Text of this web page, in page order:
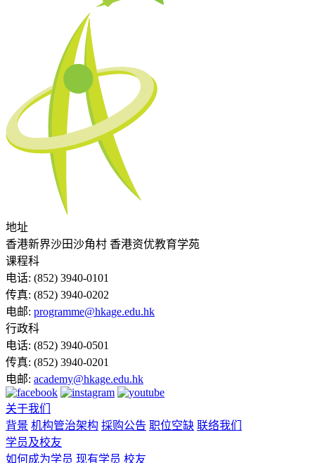
地址
香港新界沙田沙角村 香港资优教育学苑
课程科
电话: (852) 3940-0101
传真: (852) 3940-0202
电邮: programme@hkage.edu.hk
行政科
电话: (852) 3940-0501
传真: (852) 3940-0201
电邮: academy@hkage.edu.hk
关于我们
背景 机构管治架构 採购公告 职位空缺 联络我们
学员及校友
如何成为学员 现有学员 校友